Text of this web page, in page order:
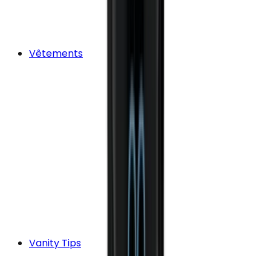
Vêtements
Vanity Tips